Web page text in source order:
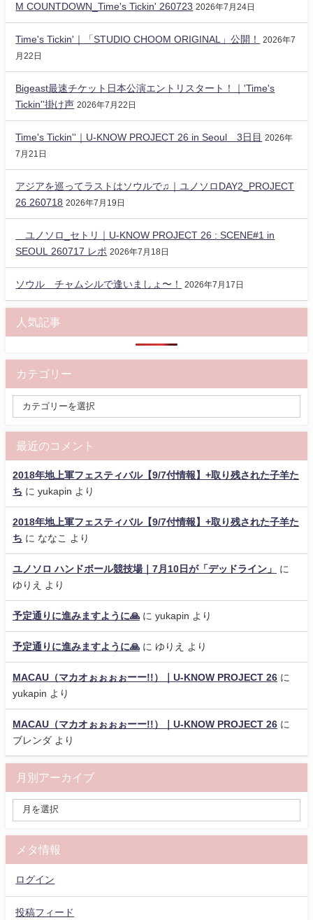
M COUNTDOWN_Time's Tickin' 260723 2026年7月24日
Time's Tickin'｜「STUDIO CHOOM ORIGINAL」公開！
2026年7
月22日
Bigeast最速チケット日本公演エントリスタート！｜'Time's
Tickin''掛け声 2026年7月22日
Time's Tickin''｜U-KNOW PROJECT 26 in Seoul 3日目
2026年
7月21日
アジアを巡ってラストはソウルで♫｜ユノソロDAY2_PROJECT
26 260718 2026年7月19日
ユノソロ_セトリ｜U-KNOW PROJECT 26 : SCENE#1 in
SEOUL 260717 レポ 2026年7月18日
ソウル チャムシルで逢いましょ〜！ 2026年7月17日
人気記事
カテゴリー
最近のコメント
2018年地上軍フェスティバル【9/7付情報】+取り残された子羊た
ち に yukapin より
2018年地上軍フェスティバル【9/7付情報】+取り残された子羊た
ち に ななこ より
ユノソロ ハンドボール競技場｜7月10日が「デッドライン」
に
ゆりえ
より
予定通りに進みますように🙏 に yukapin より
予定通りに進みますように🙏 に ゆりえ より
MACAU（マカオぉぉぉぉーー!!）｜U-KNOW PROJECT 26 に
yukapin より
MACAU（マカオぉぉぉぉーー!!）｜U-KNOW PROJECT 26 に
ブレンダ より
月別アーカイブ
メタ情報
ログイン
投稿フィード